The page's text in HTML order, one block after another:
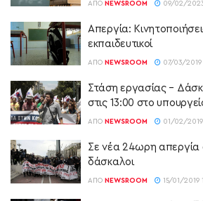
ΑΠΌ NEWSROOM 09/02/2023
Απεργία:
εκπαιδευτικοί
ΑΠΌ NEWSROOM 07/03/2019
Στάση εργασίας –
στις 13:00 στο
ΑΠΌ NEWSROOM 01/02/2019
Σε νέα 24ωρη απεργία
δάσκαλοι
ΑΠΌ NEWSROOM 15/01/2019